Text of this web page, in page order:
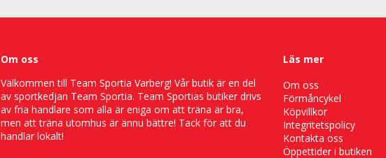
Om oss
Välkommen till Team Sportia Varberg! Vår butik är en del
av sportkedjan Team Sportia. Team Sportias butiker drivs
av fria handlare som alla är eniga om att träna är bra,
men att träna utomhus är ännu bättre! Tack för att du
handlar lokalt!
Läs mer
Om oss
Förmåncykel
Köpvillkor
Integritetspolicy
Kontakta oss
Öppettider i butiken